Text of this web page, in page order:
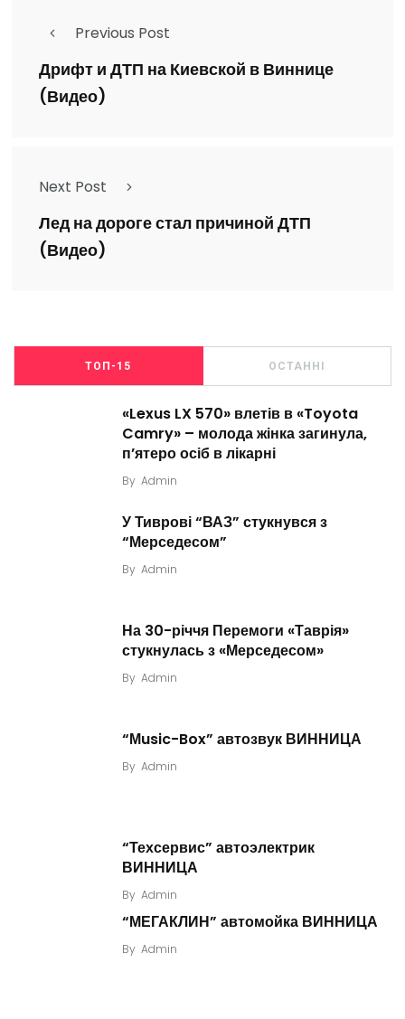
Previous Post
Дрифт и ДТП на Киевской в Виннице
(Видео)
Next Post
Лед на дороге стал причиной ДТП
(Видео)
ТОП-15 ОСТАННІ
«Lexus LX 570» влетів в «Toyota
Camry» – молода жінка загинула,
п’ятеро осіб в лікарні
By Admin
У Тиврові “ВАЗ” стукнувся з
“Мерседесом”
By Admin
На 30-річчя Перемоги «Таврія»
стукнулась з «Мерседесом»
By Admin
“Мusic-Box” автозвук ВИННИЦА
By Admin
“Техсервис” автоэлектрик
ВИННИЦА
By Admin
“МЕГАКЛИН” автомойка ВИННИЦА
By Admin